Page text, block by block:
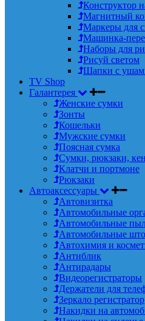
Конструктор
Магнитный
Маркеры для
Машинка-
Наборы для
Рисуй светом
Шапки с
TV Shop
Галантерея
Женские сумки
Зонты
Кошельки
Мужские сумки
Поясная сумка
Сумки, рюкзаки,
Клатчи и портмоне
Рюкзаки
Автоаксессуары
Автовизитка
Автомобильные
Автомобильные
Автомобильные
Автохимия и
Антиблик
Антирадары
Видеорегистраторы
Держатели для
Зеркало регистратор
Накидки на